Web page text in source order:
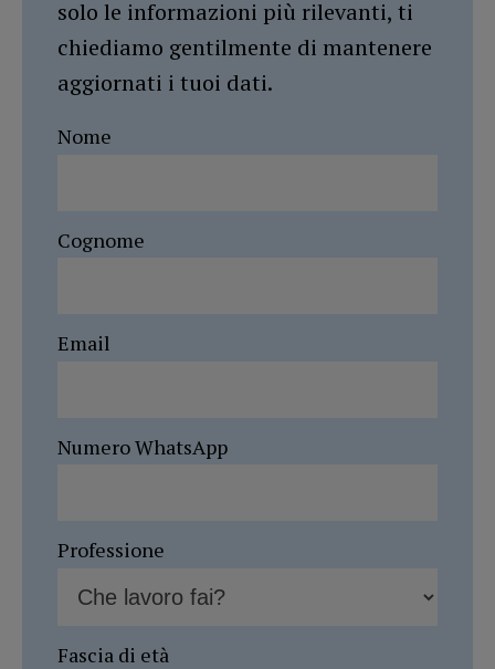
solo le informazioni più rilevanti, ti
chiediamo gentilmente di mantenere
aggiornati i tuoi dati.
Nome
Cognome
Email
Numero WhatsApp
Professione
Fascia di età